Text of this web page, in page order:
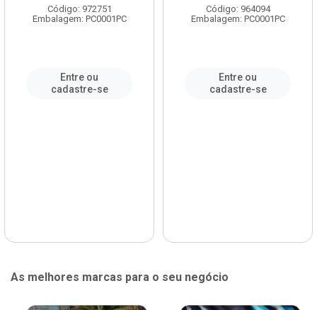
Código: 972751
Embalagem: PC0001PC
Entre ou
cadastre-se
Código: 964094
Embalagem: PC0001PC
Entre ou
cadastre-se
As melhores marcas para o seu negócio